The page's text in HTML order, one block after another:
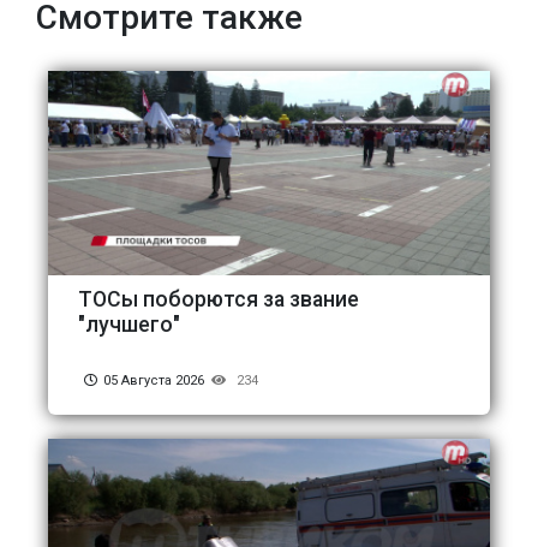
Смотрите также
ТОСы поборются за звание
"лучшего"
05 Августа 2026 234